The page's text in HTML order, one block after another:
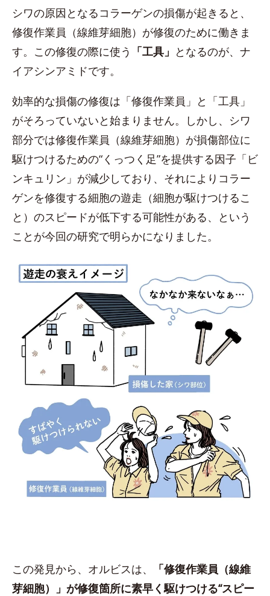
シワの原因となるコラーゲンの損傷が起きると、
修復作業員（線維芽細胞）が修復のために働きま
す。この修復の際に使う 「工具」 となるのが、ナ
イアシンアミドです。
効率的な損傷の修復は「修復作業員」と「工具」
がそろっていないと始まりません。しかし、シワ
部分では修復作業員（線維芽細胞）が損傷部位に
駆けつけるための“くっつく足”を提供する因子「ビ
ンキュリン」が減少しており、それによりコラー
ゲンを修復する細胞の遊走（細胞が駆けつけるこ
と）のスピードが低下する可能性がある、という
ことが今回の研究で明らかになりました。
この発見から、オルビスは、
「修復作業員（線維
芽細胞）」が修復箇所に素早く駆けつける“スピー